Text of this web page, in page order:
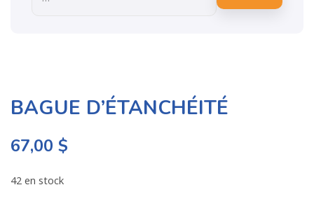
BAGUE D’ÉTANCHÉITÉ
67,00 $
42 en stock